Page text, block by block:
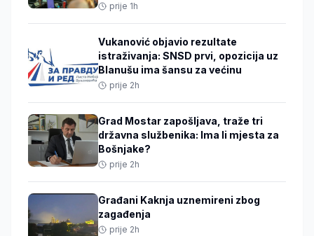
prije 1h
Vukanović objavio rezultate
istraživanja: SNSD prvi, opozicija uz
Blanušu ima šansu za većinu
prije 2h
Grad Mostar zapošljava, traže tri
državna službenika: Ima li mjesta za
Bošnjake?
prije 2h
Građani Kaknja uznemireni zbog
zagađenja
prije 2h